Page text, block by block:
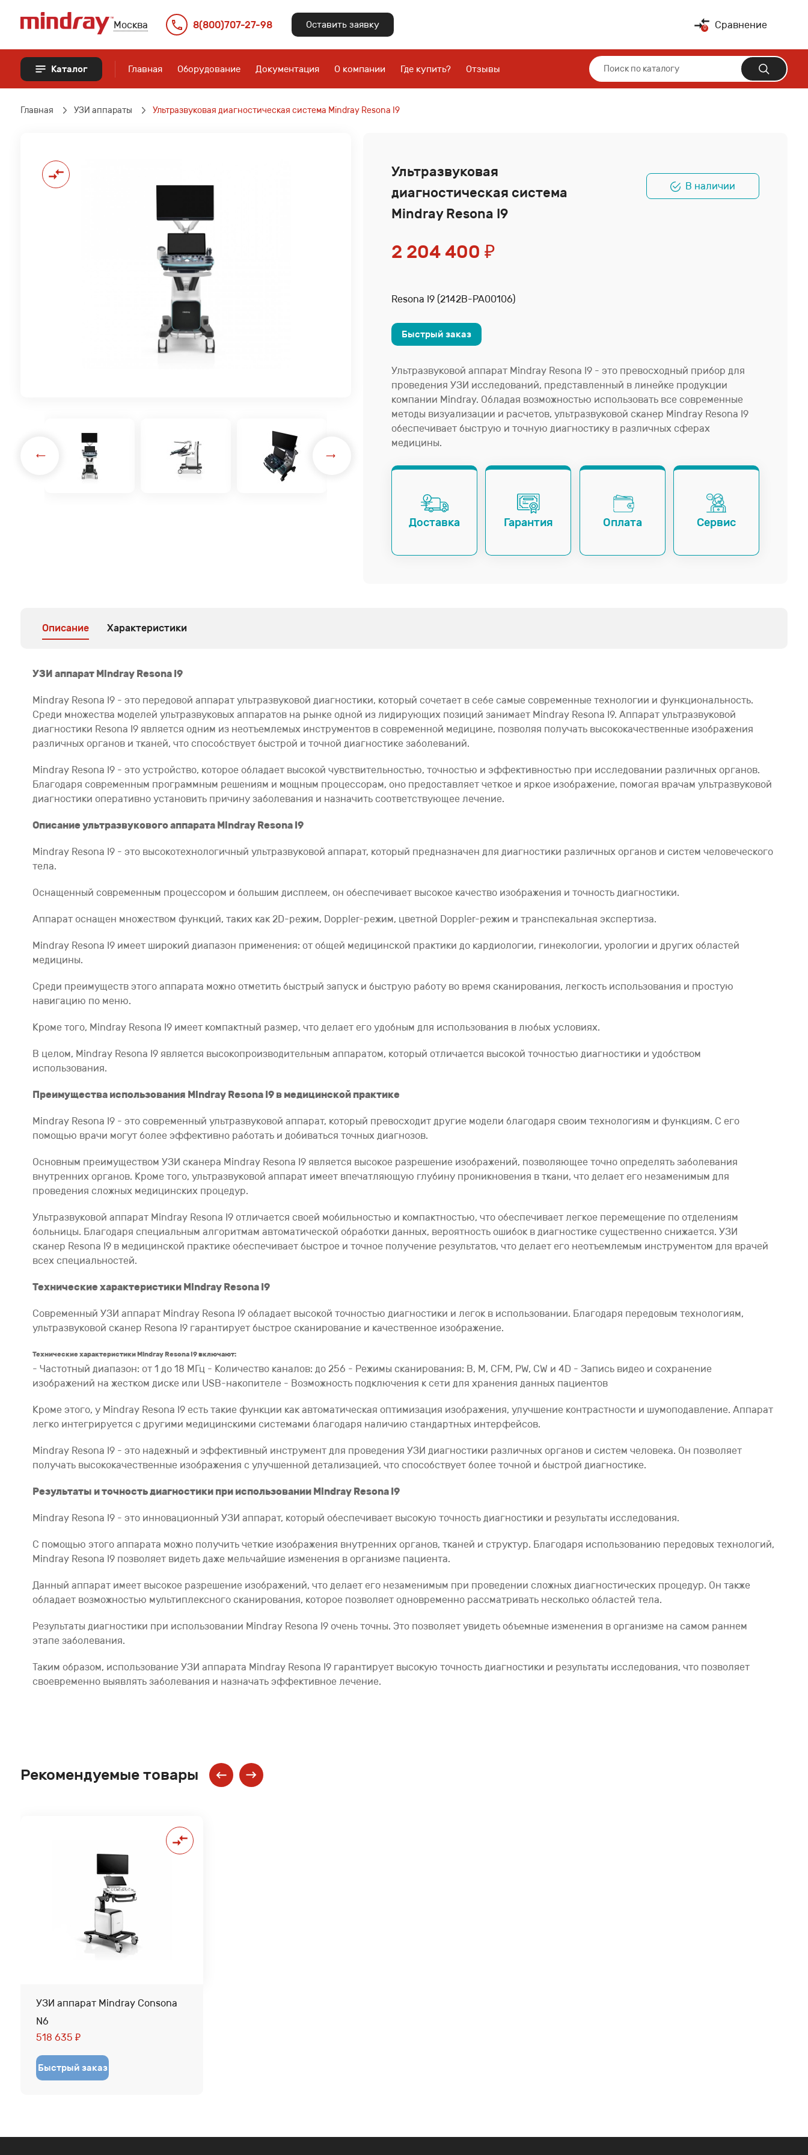
Москва 8(800)707-27-98 Оставить заявку Сравнение
Каталог
Мониторы пациента
Главная Оборудование Документация О компании Где купить? Отзывы
Главная УЗИ аппараты Ультразвуковая диагностическая система Mindray Resona I9
Ультразвуковая
диагностическая система
Mindray Resona I9
В наличии
2 204 400 ₽
Resona I9 (2142B-PA00106)
Быстрый заказ
Ультразвуковой аппарат Mindray Resona I9 - это превосходный прибор для
проведения УЗИ исследований, представленный в линейке продукции
компании Mindray. Обладая возможностью использовать все современные
методы визуализации и расчетов, ультразвуковой сканер Mindray Resona I9
обеспечивает быструю и точную диагностику в различных сферах
медицины.
Доставка Гарантия Оплата Сервис
Описание Характеристики
УЗИ аппарат Mindray Resona I9
Mindray Resona I9 - это передовой аппарат ультразвуковой диагностики, который сочетает в себе самые современные технологии и функциональность.
Среди множества моделей ультразвуковых аппаратов на рынке одной из лидирующих позиций занимает Mindray Resona I9. Аппарат ультразвуковой
диагностики Resona I9 является одним из неотъемлемых инструментов в современной медицине, позволяя получать высококачественные изображения
различных органов и тканей, что способствует быстрой и точной диагностике заболеваний.
Mindray Resona I9 - это устройство, которое обладает высокой чувствительностью, точностью и эффективностью при исследовании различных органов.
Благодаря современным программным решениям и мощным процессорам, оно предоставляет четкое и яркое изображение, помогая врачам ультразвуковой
диагностики оперативно установить причину заболевания и назначить соответствующее лечение.
Описание ультразвукового аппарата Mindray Resona I9
Mindray Resona I9 - это высокотехнологичный ультразвуковой аппарат, который предназначен для диагностики различных органов и систем человеческого
тела.
Оснащенный современным процессором и большим дисплеем, он обеспечивает высокое качество изображения и точность диагностики.
Аппарат оснащен множеством функций, таких как 2D-режим, Doppler-режим, цветной Doppler-режим и транспекальная экспертиза.
Mindray Resona I9 имеет широкий диапазон применения: от общей медицинской практики до кардиологии, гинекологии, урологии и других областей
медицины.
Среди преимуществ этого аппарата можно отметить быстрый запуск и быструю работу во время сканирования, легкость использования и простую
навигацию по меню.
Кроме того, Mindray Resona I9 имеет компактный размер, что делает его удобным для использования в любых условиях.
В целом, Mindray Resona I9 является высокопроизводительным аппаратом, который отличается высокой точностью диагностики и удобством
использования.
Преимущества использования Mindray Resona I9 в медицинской практике
Mindray Resona I9 - это современный ультразвуковой аппарат, который превосходит другие модели благодаря своим технологиям и функциям. С его
помощью врачи могут более эффективно работать и добиваться точных диагнозов.
Основным преимуществом УЗИ сканера Mindray Resona I9 является высокое разрешение изображений, позволяющее точно определять заболевания
внутренних органов. Кроме того, ультразвуковой аппарат имеет впечатляющую глубину проникновения в ткани, что делает его незаменимым для
проведения сложных медицинских процедур.
Ультразвуковой аппарат Mindray Resona I9 отличается своей мобильностью и компактностью, что обеспечивает легкое перемещение по отделениям
больницы. Благодаря специальным алгоритмам автоматической обработки данных, вероятность ошибок в диагностике существенно снижается. УЗИ
сканер Resona I9 в медицинской практике обеспечивает быстрое и точное получение результатов, что делает его неотъемлемым инструментом для врачей
всех специальностей.
Технические характеристики Mindray Resona I9
Современный УЗИ аппарат Mindray Resona I9 обладает высокой точностью диагностики и легок в использовании. Благодаря передовым технологиям,
ультразвуковой сканер Resona I9 гарантирует быстрое сканирование и качественное изображение.
Технические характеристики Mindray Resona I9 включают:
- Частотный диапазон: от 1 до 18 МГц - Количество каналов: до 256 - Режимы сканирования: B, M, CFM, PW, CW и 4D - Запись видео и сохранение
изображений на жестком диске или USB-накопителе - Возможность подключения к сети для хранения данных пациентов
Кроме этого, у Mindray Resona I9 есть такие функции как автоматическая оптимизация изображения, улучшение контрастности и шумоподавление. Аппарат
легко интегрируется с другими медицинскими системами благодаря наличию стандартных интерфейсов.
Mindray Resona I9 - это надежный и эффективный инструмент для проведения УЗИ диагностики различных органов и систем человека. Он позволяет
получать высококачественные изображения с улучшенной детализацией, что способствует более точной и быстрой диагностике.
Результаты и точность диагностики при использовании Mindray Resona I9
Mindray Resona I9 - это инновационный УЗИ аппарат, который обеспечивает высокую точность диагностики и результаты исследования.
С помощью этого аппарата можно получить четкие изображения внутренних органов, тканей и структур. Благодаря использованию передовых технологий,
Mindray Resona I9 позволяет видеть даже мельчайшие изменения в организме пациента.
Данный аппарат имеет высокое разрешение изображений, что делает его незаменимым при проведении сложных диагностических процедур. Он также
обладает возможностью мультиплексного сканирования, которое позволяет одновременно рассматривать несколько областей тела.
Результаты диагностики при использовании Mindray Resona I9 очень точны. Это позволяет увидеть объемные изменения в организме на самом раннем
этапе заболевания.
Таким образом, использование УЗИ аппарата Mindray Resona I9 гарантирует высокую точность диагностики и результаты исследования, что позволяет
своевременно выявлять заболевания и назначать эффективное лечение.
Рекомендуемые товары
УЗИ аппарат Mindray Consona
N6
518 635 ₽
Быстрый заказ